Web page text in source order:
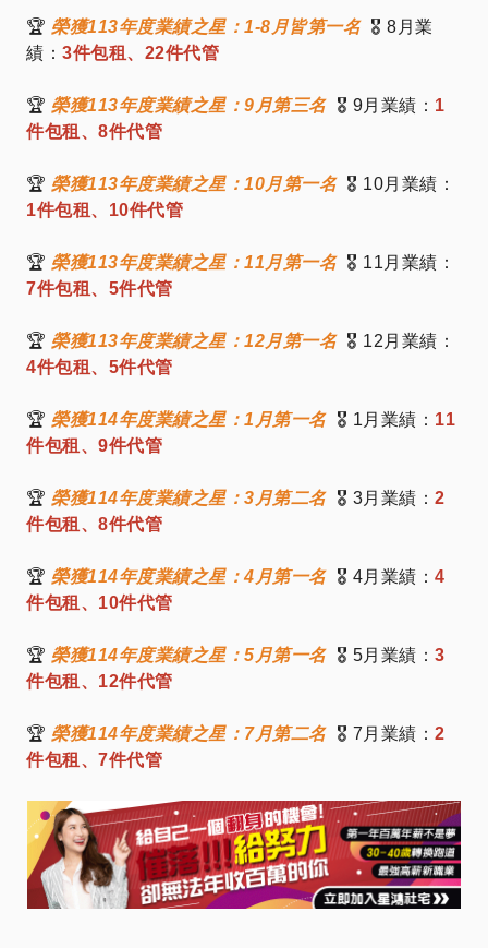
🏆 榮獲113年度業績之星：1-8月皆第一名 🎖️ 8月業
績： 3件包租、22件代管
🏆 榮獲113年度業績之星：9月第三名 🎖️ 9月業績： 1
件包租、8件代管
🏆 榮獲113年度業績之星：10月第一名 🎖️ 10月業績：
1件包租、10件代管
🏆 榮獲113年度業績之星：11月第一名 🎖️ 11月業績：
7件包租、5件代管
🏆 榮獲113年度業績之星：12月第一名 🎖️ 12月業績：
4件包租、5件代管
🏆 榮獲114年度業績之星：1月第一名 🎖️ 1月業績： 11
件包租、9件代管
🏆 榮獲114年度業績之星：3月第二名 🎖️ 3月業績： 2
件包租、8件代管
🏆 榮獲114年度業績之星：4月第一名 🎖️ 4月業績： 4
件包租、10件代管
🏆 榮獲114年度業績之星：5月第一名 🎖️ 5月業績： 3
件包租、12件代管
🏆 榮獲114年度業績之星：7月第二名 🎖️ 7月業績： 2
件包租、7件代管